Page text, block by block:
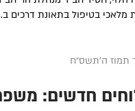
מלאכי בטיפול בתאונת דרכים
תמוז ה׳תשס״ח
חדשים: